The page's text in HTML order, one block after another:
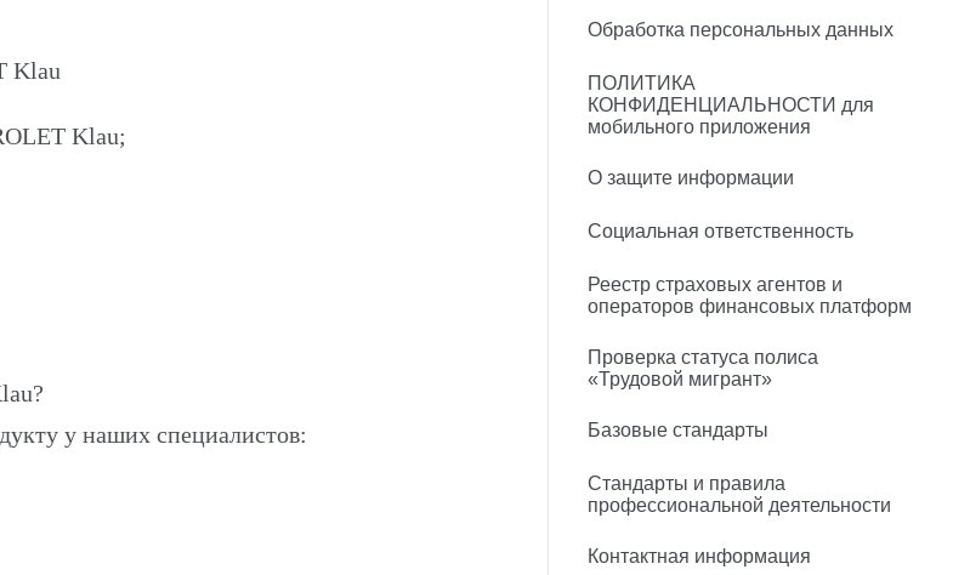
Klau
Klau;
у наших специалистов:
Обработка персональных данных
ПОЛИТИКА
КОНФИДЕНЦИАЛЬНОСТИ для
мобильного приложения
О защите информации
Социальная ответственность
Реестр страховых агентов и
операторов финансовых платформ
Проверка статуса полиса
«Трудовой мигрант»
Базовые стандарты
Стандарты и правила
профессиональной деятельности
Контактная информация